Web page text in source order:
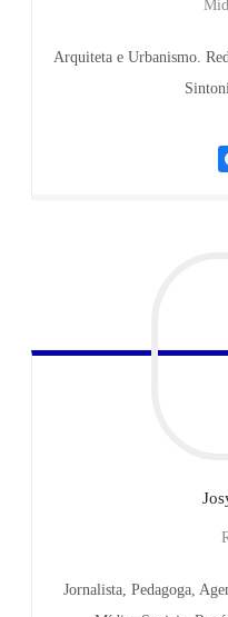
Arquiteta e Urbanismo.
Jornalista, Pedagoga,